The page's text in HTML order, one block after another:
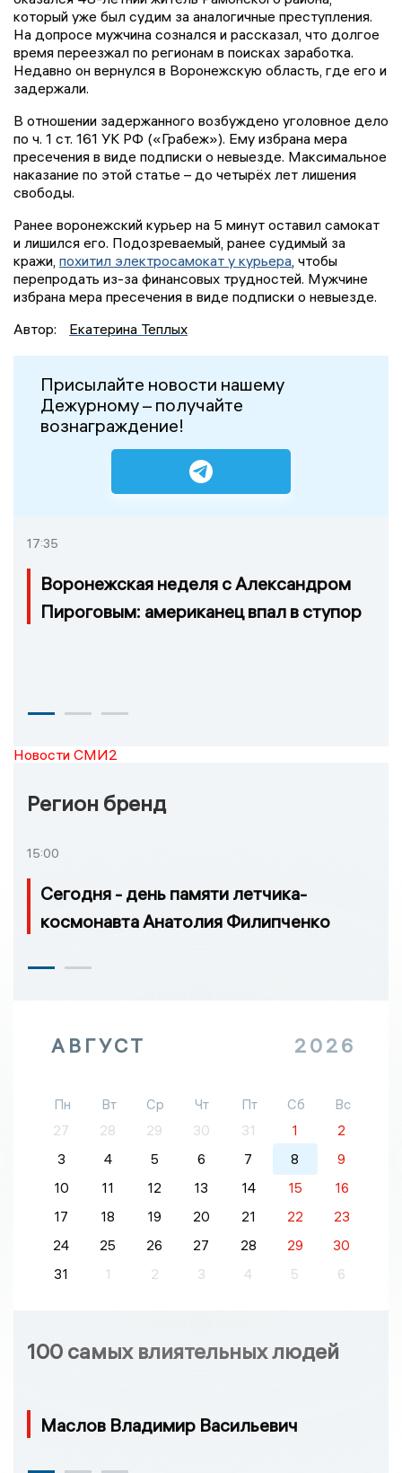
который уже был судим за аналогичные преступления.
На допросе мужчина сознался и рассказал, что долгое
время переезжал по регионам в поисках заработка.
Недавно он вернулся в Воронежскую область, где его и
задержали.
В отношении задержанного возбуждено уголовное дело
по ч. 1 ст. 161 УК РФ («Грабеж»). Ему избрана мера
пресечения в виде подписки о невыезде. Максимальное
наказание по этой статье – до четырёх лет лишения
свободы.
Ранее воронежский курьер на 5 минут оставил самокат
и лишился его. Подозреваемый, ранее судимый за
кражи, похитил электросамокат у курьера, чтобы
перепродать из-за финансовых трудностей. Мужчине
избрана мера пресечения в виде подписки о невыезде.
Автор:
Екатерина Теплых
Присылайте новости нашему
Дежурному – получайте
вознаграждение!
17:35
Воронежская неделя с Александром
Пироговым: американец впал в ступор
Новости СМИ2
Регион бренд
15:00
Сегодня - день памяти летчика-
космонавта Анатолия Филипченко
АВГУСТ 2026
Пн Вт Ср Чт Пт Сб
Вс
27
28 29 30 31 1
2
3
4 5 6 7 8
9
10
11 12 13 14 15
16
17
18 19 20 21 22
23
24
25 26 27 28 29
30
31
1 2 3 4 5 6
100 самых влиятельных людей
Маслов Владимир Васильевич